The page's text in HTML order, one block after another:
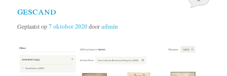
gescand
Geplaatst op7 oktober 2020dooradmin